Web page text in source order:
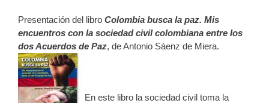
Presentación del libro Colombia busca la paz. Mis
encuentros con la sociedad civil colombiana entre los
dos Acuerdos de Paz, de Antonio Sáenz de Miera.
En este libro la sociedad civil toma la